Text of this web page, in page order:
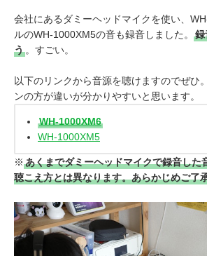
会社にあるダミーヘッドマイクを使い、
ルのWH-1000XM5の音も録音しました。
録
う 。すごい。
以下のリンクから音源を聴けますのでぜひ
ンの方が違いが分かりやすいと思います。
WH-1000XM6
WH-1000XM5
※ あくまでダミーヘッドマイクで録音した
聴こえ方とは異なります。あらかじめご了